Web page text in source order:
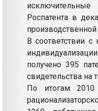
Роспатента в
В соответствии
получено 395
свидетельства на
По итогам 2010